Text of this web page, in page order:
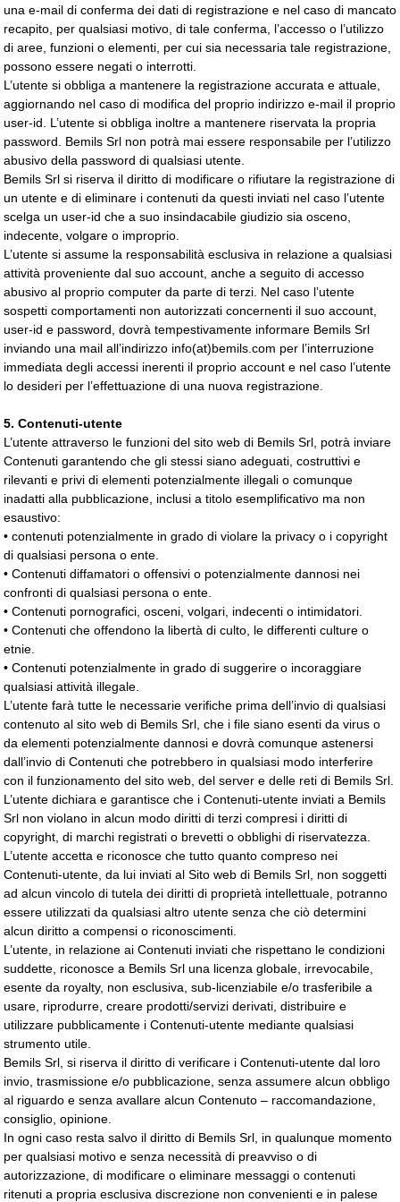
una e-mail di conferma dei dati di registrazione e nel caso di mancato
recapito, per qualsiasi motivo, di tale conferma, l’accesso o l’utilizzo
di aree, funzioni o elementi, per cui sia necessaria tale registrazione,
possono essere negati o interrotti.
L’utente si obbliga a mantenere la registrazione accurata e attuale,
aggiornando nel caso di modifica del proprio indirizzo e-mail il proprio
user-id. L’utente si obbliga inoltre a mantenere riservata la propria
password. Bemils Srl non potrà mai essere responsabile per l’utilizzo
abusivo della password di qualsiasi utente.
Bemils Srl si riserva il diritto di modificare o rifiutare la registrazione di
un utente e di eliminare i contenuti da questi inviati nel caso l’utente
scelga un user-id che a suo insindacabile giudizio sia osceno,
indecente, volgare o improprio.
L’utente si assume la responsabilità esclusiva in relazione a qualsiasi
attività proveniente dal suo account, anche a seguito di accesso
abusivo al proprio computer da parte di terzi. Nel caso l’utente
sospetti comportamenti non autorizzati concernenti il suo account,
user-id e password, dovrà tempestivamente informare Bemils Srl
inviando una mail all’indirizzo info(at)bemils.com per l’interruzione
immediata degli accessi inerenti il proprio account e nel caso l’utente
lo desideri per l’effettuazione di una nuova registrazione.
5. Contenuti-utente
L’utente attraverso le funzioni del sito web di Bemils Srl, potrà inviare
Contenuti garantendo che gli stessi siano adeguati, costruttivi e
rilevanti e privi di elementi potenzialmente illegali o comunque
inadatti alla pubblicazione, inclusi a titolo esemplificativo ma non
esaustivo:
• contenuti potenzialmente in grado di violare la privacy o i copyright
di qualsiasi persona o ente.
• Contenuti diffamatori o offensivi o potenzialmente dannosi nei
confronti di qualsiasi persona o ente.
• Contenuti pornografici, osceni, volgari, indecenti o intimidatori.
• Contenuti che offendono la libertà di culto, le differenti culture o
etnie.
• Contenuti potenzialmente in grado di suggerire o incoraggiare
qualsiasi attività illegale.
L’utente farà tutte le necessarie verifiche prima dell’invio di qualsiasi
contenuto al sito web di Bemils Srl, che i file siano esenti da virus o
da elementi potenzialmente dannosi e dovrà comunque astenersi
dall’invio di Contenuti che potrebbero in qualsiasi modo interferire
con il funzionamento del sito web, del server e delle reti di Bemils Srl.
L’utente dichiara e garantisce che i Contenuti-utente inviati a Bemils
Srl non violano in alcun modo diritti di terzi compresi i diritti di
copyright, di marchi registrati o brevetti o obblighi di riservatezza.
L’utente accetta e riconosce che tutto quanto compreso nei
Contenuti-utente, da lui inviati al Sito web di Bemils Srl, non soggetti
ad alcun vincolo di tutela dei diritti di proprietà intellettuale, potranno
essere utilizzati da qualsiasi altro utente senza che ciò determini
alcun diritto a compensi o riconoscimenti.
L’utente, in relazione ai Contenuti inviati che rispettano le condizioni
suddette, riconosce a Bemils Srl una licenza globale, irrevocabile,
esente da royalty, non esclusiva, sub-licenziabile e/o trasferibile a
usare, riprodurre, creare prodotti/servizi derivati, distribuire e
utilizzare pubblicamente i Contenuti-utente mediante qualsiasi
strumento utile.
Bemils Srl, si riserva il diritto di verificare i Contenuti-utente dal loro
invio, trasmissione e/o pubblicazione, senza assumere alcun obbligo
al riguardo e senza avallare alcun Contenuto – raccomandazione,
consiglio, opinione.
In ogni caso resta salvo il diritto di Bemils Srl, in qualunque momento
per qualsiasi motivo e senza necessità di preavviso o di
autorizzazione, di modificare o eliminare messaggi o contenuti
ritenuti a propria esclusiva discrezione non convenienti e in palese